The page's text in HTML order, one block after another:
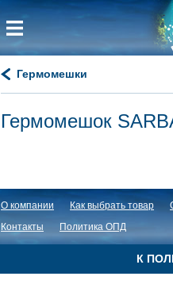
Гермомешки
Гермомешок
О компании Как выбрать товар
Контакты
Политика ОПД
К